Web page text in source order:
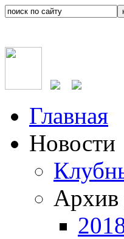
Главная
Новости
Архив